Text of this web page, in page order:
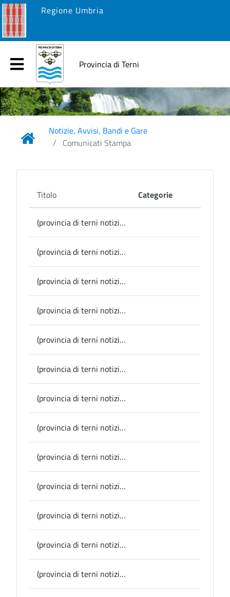
Regione Umbria
Provincia di Terni
Notizie, Avvisi, Bandi e Gare
Comunicati Stampa
Titolo Categorie
(provincia di terni notizie) Acquasparta, a Palazzo Cesi “Le Nozze di Figaro”
(provincia di terni notizie) Calvi dell’Umbria, al Calvi Festival si parla di intelligenza artificiale
(provincia di terni notizie)Avigliano Umbro, a Santa Restituta i giovani del posto diventano modelli per la “Sfilata nel borgo…in viaggio nel tempo”
(provincia di terni notizie) Calvi dell’Umbria: per Calvi Festival stasera “Roma Napoli andata e ritorno” con Fassari e Auriuso, domenica di scena Rita Marcotulli
(provincia di terni notizie) Lugnano in Teverina, chiusi i festeggiamenti per l’Assunta: gli arcieri della contrada Torri hanno vinto il Palio 2023
(provincia di terni notizie) (provincia di terni notizie) Provincia, viabilità: Anas annuncia i lavori di riqualificazione sulla Sp 1 a Narni dove era stato deviato il traffico dopo la chiusura del viadotto Montoro
(provincia di terni notizie) Spettacolo, presentato oggi in Provincia lo spettacolo “Il Mercante di stoffe” nell’ambito del Festival Stella d’Oro di Allerona
(provincia di terni notizie) Provincia, info viabilità: senso unico alternato il 17 e 18 agosto a Stifone (Narni) per conclusione verifiche al ponte sull’Ortana
(provincia di terni notizie) Tutto pronto per l'Agosto Stronconese nel nome del patrono , della cultura, della musica e del divertimento
(provincia di terni notizie) Calvi dell’Umbria per la sezione cinema doppio appuntamento domani e giovedì al Calvi Festival
(provincia di terni notizie) Minacce social, Presidente Pernazza: “Grazie alla sez. sicurezza cibernetica della Polizia postale e ai tanti attestati di affetto e solidarietà; il confronto politico non travalichi la normale dialettica e non trascenda nel personale, nemmeno su un social network”
(provincia di terni notizie) Conferenza stampa in Provincia, giovedì la presentazione del Festival Stella d’Oro di Allerona e dello spettacolo “Il mercante di stoffe”
(provincia di terni notizie) Diffamazione e minacce social alla Presidente: indagato dalla polizia un uomo di 57 anni